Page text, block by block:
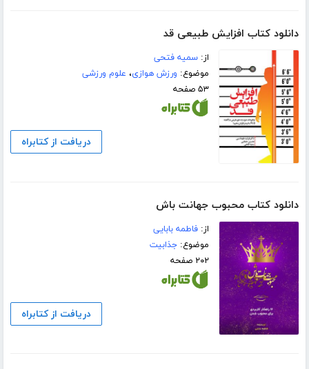
دانلود کتاب افزایش طبیعی قد
از:سمیه فتحی
موضوع: ورزش هوازی، علوم ورزشی
۵۳ صفحه
دریافت از کتابراه
دانلود کتاب محبوب جهانت باش
از:فاطمه بابایی
موضوع:جذابیت
۲۰۲ صفحه
دریافت از کتابراه